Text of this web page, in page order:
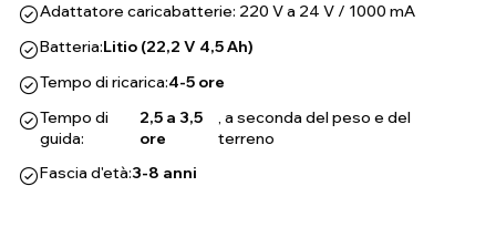
Adattatore caricabatterie: 220 V a 24 V / 1000 mA
Batteria:Litio (22,2 V 4,5 Ah)
Tempo di ricarica:4-5 ore
Tempo di
guida:
2,5 a 3,5
ore
, a seconda del peso e del
terreno
Fascia d'età:3-8 anni